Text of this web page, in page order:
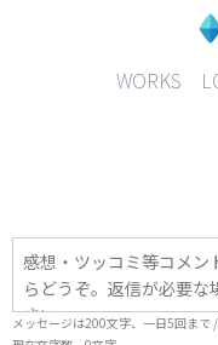
WORKS
メッセージは200文字、一日5回まで